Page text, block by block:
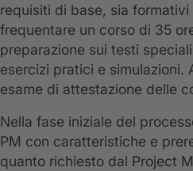
requisiti di base, sia
frequentare un corso di 35
preparazione sui testi
esercizi pratici e simulazioni.
esame di attestazione delle
Nella fase iniziale del
PM con caratteristiche e
quanto richiesto dal Project